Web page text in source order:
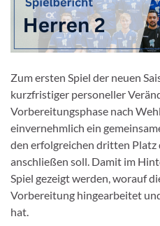
Zum ersten Spiel der neuen
kurzfristiger personeller
Vorbereitungsphase nach
einvernehmlich ein
den erfolgreichen dritten Platz
anschließen soll. Damit im
Spiel gezeigt werden, worauf
Vorbereitung hingearbeitet
hat.